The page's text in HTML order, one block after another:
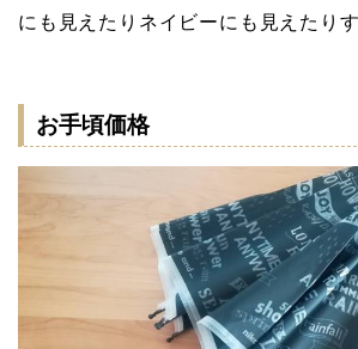
にも見えたりネイビーにも見えたり
お手頃価格